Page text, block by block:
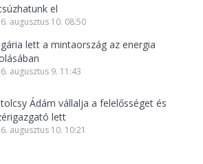
el
augusztus 10. 08:50
lett a mintaország az energia
augusztus 9. 11:43
Ádám vállalja a felelősséget és
lett
augusztus 10. 10:21